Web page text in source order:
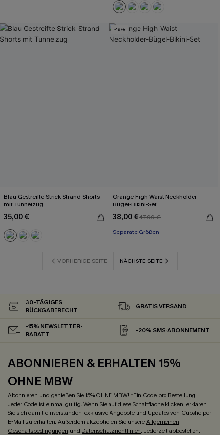
Blau Gestreifte Strick-Strand-Shorts
mit Tunnelzug
35,00 €
-19%
Orange High-Waist Neckholder-
Bügel-Bikini-Set
38,00 €47,00 €
Separate Größen
VORHERIGE SEITE NÄCHSTE SEITE
30-TÄGIGES
RÜCKGABERECHT
GRATIS VERSAND
-15% NEWSLETTER-
RABATT
-20% SMS-ABONNEMENT
ABONNIEREN & ERHALTEN 15%
OHNE MBW
Abonnieren und genießen Sie 15% OHNE MBW! *Ein Code pro Bestellung.
Jeder Code ist einmal gültig. Wenn Sie auf diese Schaltfläche klicken, erklären
Sie sich damit einverstanden, exklusive Angebote und Updates von Cupshe per
E-Mail zu erhalten. Außerdem akzeptieren Sie unsereAllgemeinen
Geschäftsbedingungen und Datenschutzrichtlinien. Jederzeit abbestellen.